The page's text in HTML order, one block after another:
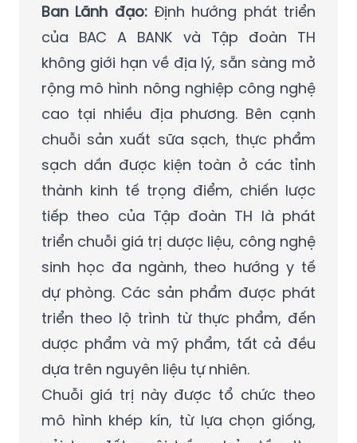
Ban Lãnh đạo: Định hướng phát triển
của BAC A BANK và Tập đoàn TH
không giới hạn về địa lý, sẵn sàng mở
rộng mô hình nông nghiệp công nghệ
cao tại nhiều địa phương. Bên cạnh
chuỗi sản xuất sữa sạch, thực phẩm
sạch dần được kiện toàn ở các tỉnh
thành kinh tế trọng điểm, chiến lược
tiếp theo của Tập đoàn TH là phát
triển chuỗi giá trị dược liệu, công nghệ
sinh học đa ngành, theo hướng y tế
dự phòng. Các sản phẩm được phát
triển theo lộ trình từ thực phẩm, đến
dược phẩm và mỹ phẩm, tất cả đều
dựa trên nguyên liệu tự nhiên.
Chuỗi giá trị này được tổ chức theo
mô hình khép kín, từ lựa chọn giống,